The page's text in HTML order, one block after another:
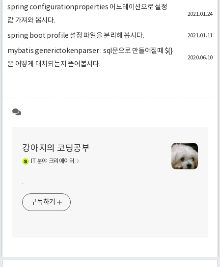
spring configurationproperties 어노테이션으로 설정
값 가져와 봅시다.
2021.01.24
spring boot profile 설정 파일을 분리해 봅시다. 2021.01.11
mybatis generictokenparser : sql문으로 만들어질때 ${}
은 어떻게 대치되는지 뜯어봅시다.
2020.06.10
강아지의 코딩공부
IT분야 크리에이터
.
구독하기